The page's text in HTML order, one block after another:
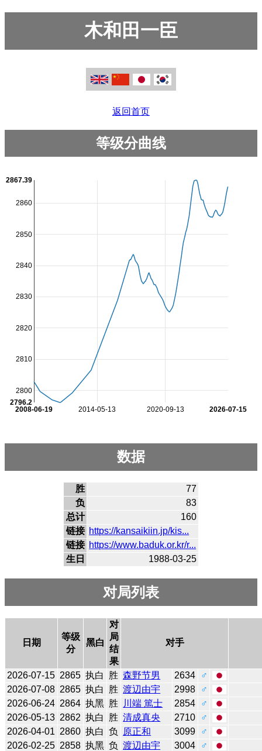
木和田一臣
返回首页
等级分曲线
2014-05-13 2020-09-13
2008-06-19 2026-07-15
2800
2810
2820
2830
2840
2850
2860
2796.2
2867.39
数据
胜
77
负
83
总计
160
链接 https://kansaikiin.jp/kis...
链接 https://www.baduk.or.kr/r...
生日
1988-03-25
对局列表
日期
等级
分
黑白
对
局
结
果
对手
2026-07-15 2865 执白 胜 森野节男 2634
♂
2026-07-08 2865 执白 胜 渡辺由宇 2998
♂
2026-06-24 2864 执黑 胜 川端 篤士 2854
♂
2026-05-13 2862 执白 胜 清成真央 2710
♂
2026-04-01 2860 执白 负 原正和 3099
♂
2026-02-25 2858 执黑 负 渡辺由宇 3004
♂